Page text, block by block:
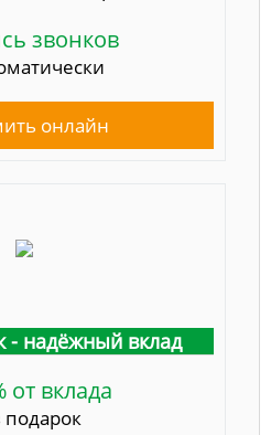
звонков
онлайн
- надёжный вклад
от вклада
подарок